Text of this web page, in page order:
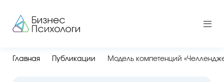
Главная Публикации Модель компетенций